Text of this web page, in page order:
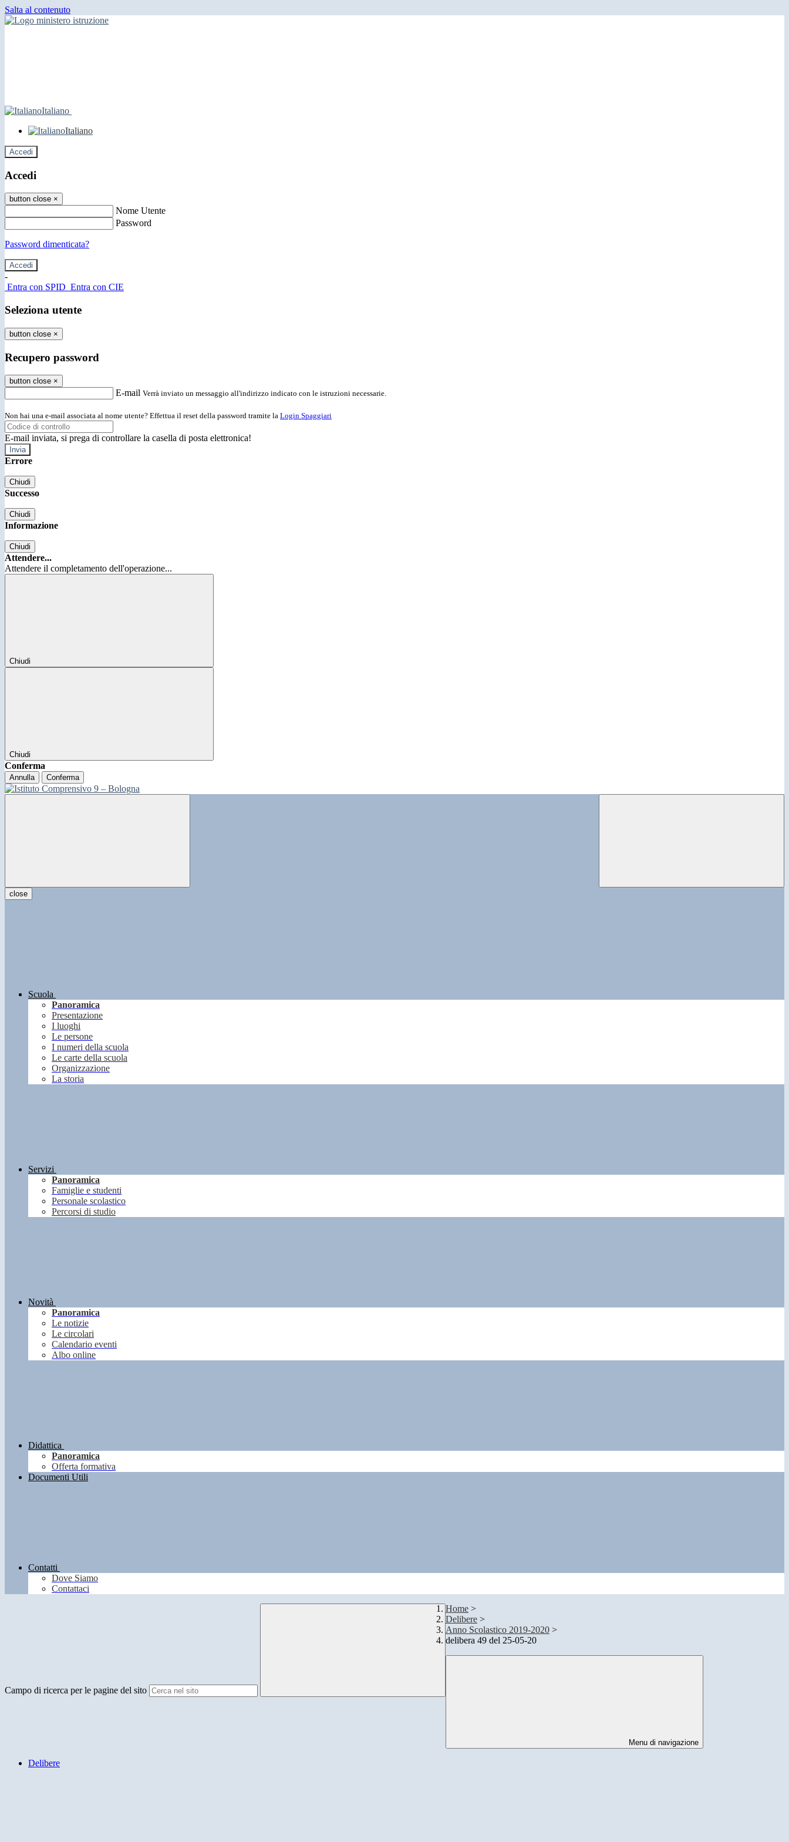
Salta al contenuto
Italiano
Italiano
Accedi
Accedi
button close ×
Nome Utente
Password
Password dimenticata?
-
Entra con SPID Entra con CIE
Seleziona utente
button close ×
Recupero password
button close ×
E-mail Verrà inviato un messaggio all'indirizzo indicato con le istruzioni necessarie.
Non hai una e-mail associata al nome utente? Effettua il reset della password tramite la Login Spaggiari
E-mail inviata, si prega di controllare la casella di posta elettronica!
Errore
Chiudi
Successo
Chiudi
Informazione
Chiudi
Attendere...
Attendere il completamento dell'operazione...
Chiudi
Chiudi
Conferma
Annulla Conferma
close
Scuola
Panoramica
Presentazione
I luoghi
Le persone
I numeri della scuola
Le carte della scuola
Organizzazione
La storia
Servizi
Panoramica
Famiglie e studenti
Personale scolastico
Percorsi di studio
Novità
Panoramica
Le notizie
Le circolari
Calendario eventi
Albo online
Didattica
Panoramica
Offerta formativa
Documenti Utili
Contatti
Dove Siamo
Contattaci
Campo di ricerca per le pagine del sito
Home >
Delibere >
Anno Scolastico 2019-2020 >
delibera 49 del 25-05-20
Menu di navigazione
Delibere